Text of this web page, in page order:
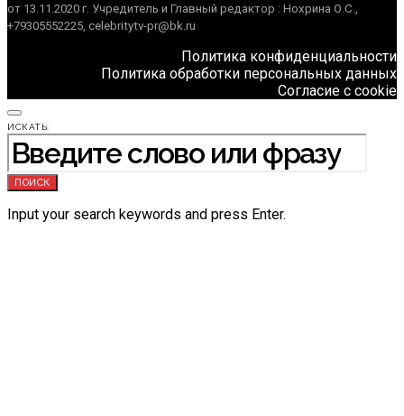
от 13.11.2020 г. Учредитель и Главный редактор : Нохрина О.С.,
+79305552225, celebritytv-pr@bk.ru
Политика конфиденциальности
Политика обработки персональных данных
Согласие с cookie
ИСКАТЬ:
ПОИСК
Input your search keywords and press Enter.